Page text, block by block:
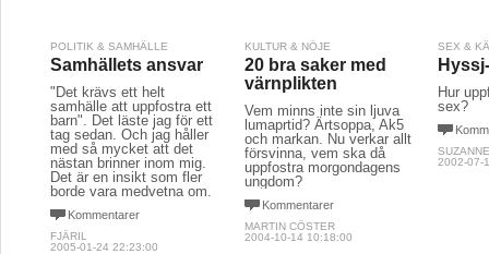
POLITIK & SAMHÄLLE
Samhällets ansvar
"Det krävs ett helt
samhälle att uppfostra ett
barn". Det läste jag för ett
tag sedan. Och jag håller
med så mycket att det
nästan brinner inom mig.
Det är en insikt som fler
borde vara medvetna om.
Kommentarer
FJÄRIL
2005-01-24 22:23:00
KULTUR & NÖJE
20 bra saker med
värnplikten
Vem minns inte sin ljuva
lumaprtid? Ärtsoppa, Ak5
och markan. Nu verkar allt
försvinna, vem ska då
uppfostra morgondagens
ungdom?
Kommentarer
MARTIN CÖSTER
2004-10-14 10:18:00
SEX &
Hur
sex?
2002-07-